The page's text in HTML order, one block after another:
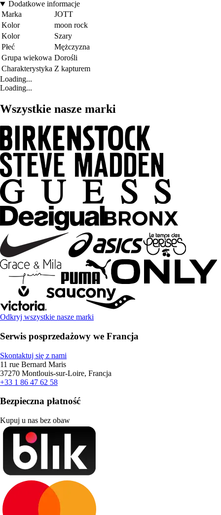
Dodatkowe informacje
Marka
JOTT
Kolor
moon rock
Kolor
Szary
Płeć
Mężczyzna
Grupa wiekowa Dorośli
Charakterystyka Z kapturem
Loading...
Loading...
Wszystkie nasze marki
Odkryj wszystkie nasze marki
Serwis posprzedażowy we Francja
Skontaktuj się z nami
11 rue Bernard Maris
37270 Montlouis-sur-Loire, Francja
+33 1 86 47 62 58
Bezpieczna płatność
Kupuj u nas bez obaw